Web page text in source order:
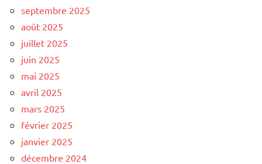
septembre 2025
août 2025
juillet 2025
juin 2025
mai 2025
avril 2025
mars 2025
février 2025
janvier 2025
décembre 2024